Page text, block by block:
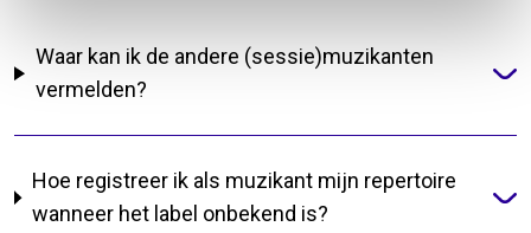
Waar kan ik de andere (sessie)muzikanten
vermelden?
Hoe registreer ik als muzikant mijn repertoire
wanneer het label onbekend is?